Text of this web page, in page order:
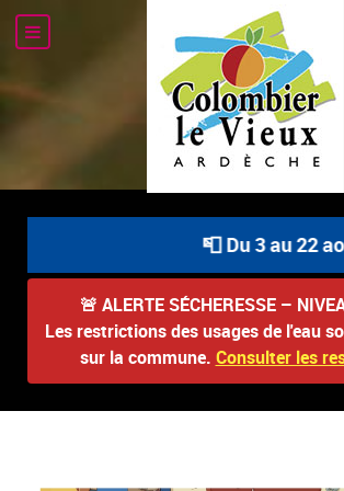
📮 Du 3 au 22
🚨 ALERTE SÉCHERESSE –
Les restrictions des usages de l'eau
sur la commune. Consulter les